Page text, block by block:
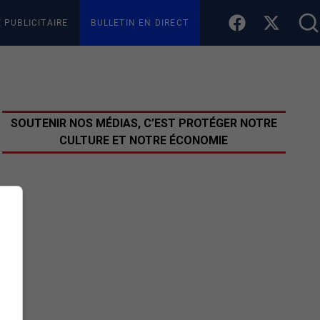
PUBLICITAIRE BULLETIN EN DIRECT
SOUTENIR NOS MÉDIAS, C’EST PROTÉGER NOTRE
CULTURE ET NOTRE ÉCONOMIE